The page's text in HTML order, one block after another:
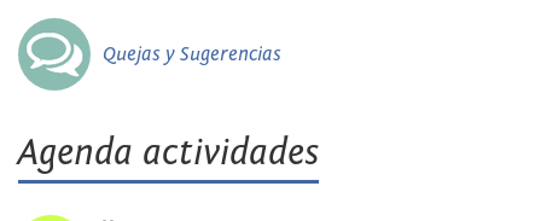
Quejas y Sugerencias
Agenda actividades